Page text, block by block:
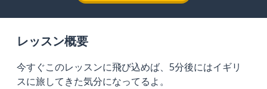
レッスン概要
今すぐこのレッスンに飛び込めば、5分後にはイギリ
スに旅してきた気分になってるよ。